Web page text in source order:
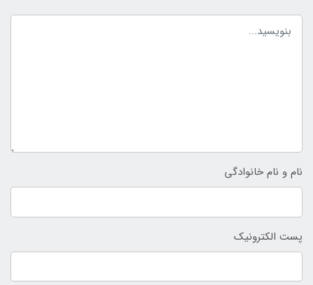
نام و نام خانوادگی
پست الکترونیک